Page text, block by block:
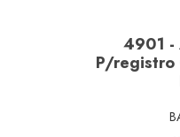
4901 -
P/registro